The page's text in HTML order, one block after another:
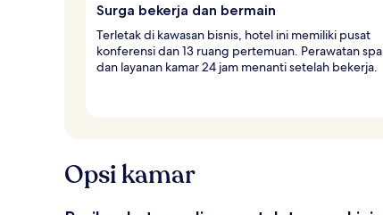
Surga bekerja dan bermain
Terletak di kawasan bisnis, hotel ini memiliki pusat
konferensi dan 13 ruang pertemuan. Perawatan spa
dan layanan kamar 24 jam menanti setelah bekerja.
Opsi kamar